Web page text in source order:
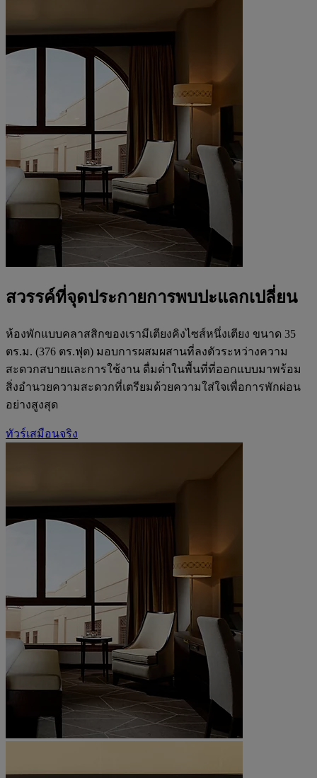
สวรรค์ที่จุดประกายการพบปะแลกเปลี่ยน
ห้องพักแบบคลาสสิกของเรามีเตียงคิงไซส์หนึ่งเตียง ขนาด 35
ตร.ม. (376 ตร.ฟุต) มอบการผสมผสานที่ลงตัวระหว่างความ
สะดวกสบายและการใช้งาน ดื่มด่ำในพื้นที่ที่ออกแบบมาพร้อม
สิ่งอำนวยความสะดวกที่เตรียมด้วยความใส่ใจเพื่อการพักผ่อน
อย่างสูงสุด
ทัวร์เสมือนจริง